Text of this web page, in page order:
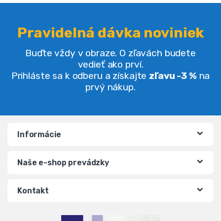
Kvalitná potlač
Vodeodolná
(18,70€bez DPH)
Sieť z polyetylénu
65,00€
(52,85€bez DPH)
★ ★★
54%